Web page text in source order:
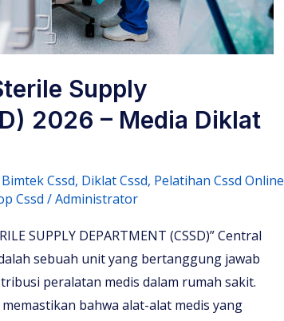
Supply
2026 – Media Diklat
Bimtek Cssd, Diklat Cssd, Pelatihan Cssd Online
Cssd /Administrator
SUPPLY DEPARTMENT (CSSD)” Central
sebuah unit yang bertanggung jawab
peralatan medis dalam rumah sakit.
bahwa alat-alat medis yang